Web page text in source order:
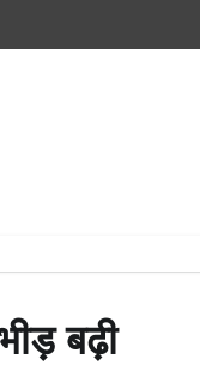
बढ़ी